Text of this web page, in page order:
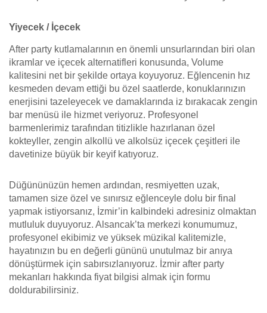
Yiyecek / İçecek
After party kutlamalarının en önemli unsurlarından biri olan
ikramlar ve içecek alternatifleri konusunda, Volume
kalitesini net bir şekilde ortaya koyuyoruz. Eğlencenin hız
kesmeden devam ettiği bu özel saatlerde, konuklarınızın
enerjisini tazeleyecek ve damaklarında iz bırakacak zengin
bar menüsü ile hizmet veriyoruz. Profesyonel
barmenlerimiz tarafından titizlikle hazırlanan özel
kokteyller, zengin alkollü ve alkolsüz içecek çeşitleri ile
davetinize büyük bir keyif katıyoruz.
Düğününüzün hemen ardından, resmiyetten uzak,
tamamen size özel ve sınırsız eğlenceyle dolu bir final
yapmak istiyorsanız, İzmir’in kalbindeki adresiniz olmaktan
mutluluk duyuyoruz. Alsancak’ta merkezi konumumuz,
profesyonel ekibimiz ve yüksek müzikal kalitemizle,
hayatınızın bu en değerli gününü unutulmaz bir anıya
dönüştürmek için sabırsızlanıyoruz. İzmir after party
mekanları hakkında fiyat bilgisi almak için formu
doldurabilirsiniz.